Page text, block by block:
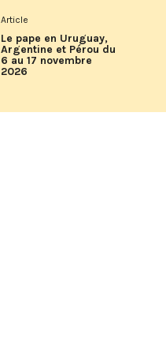
Article
Le pape en Uruguay,
Argentine et Pérou du
6 au 17 novembre
2026